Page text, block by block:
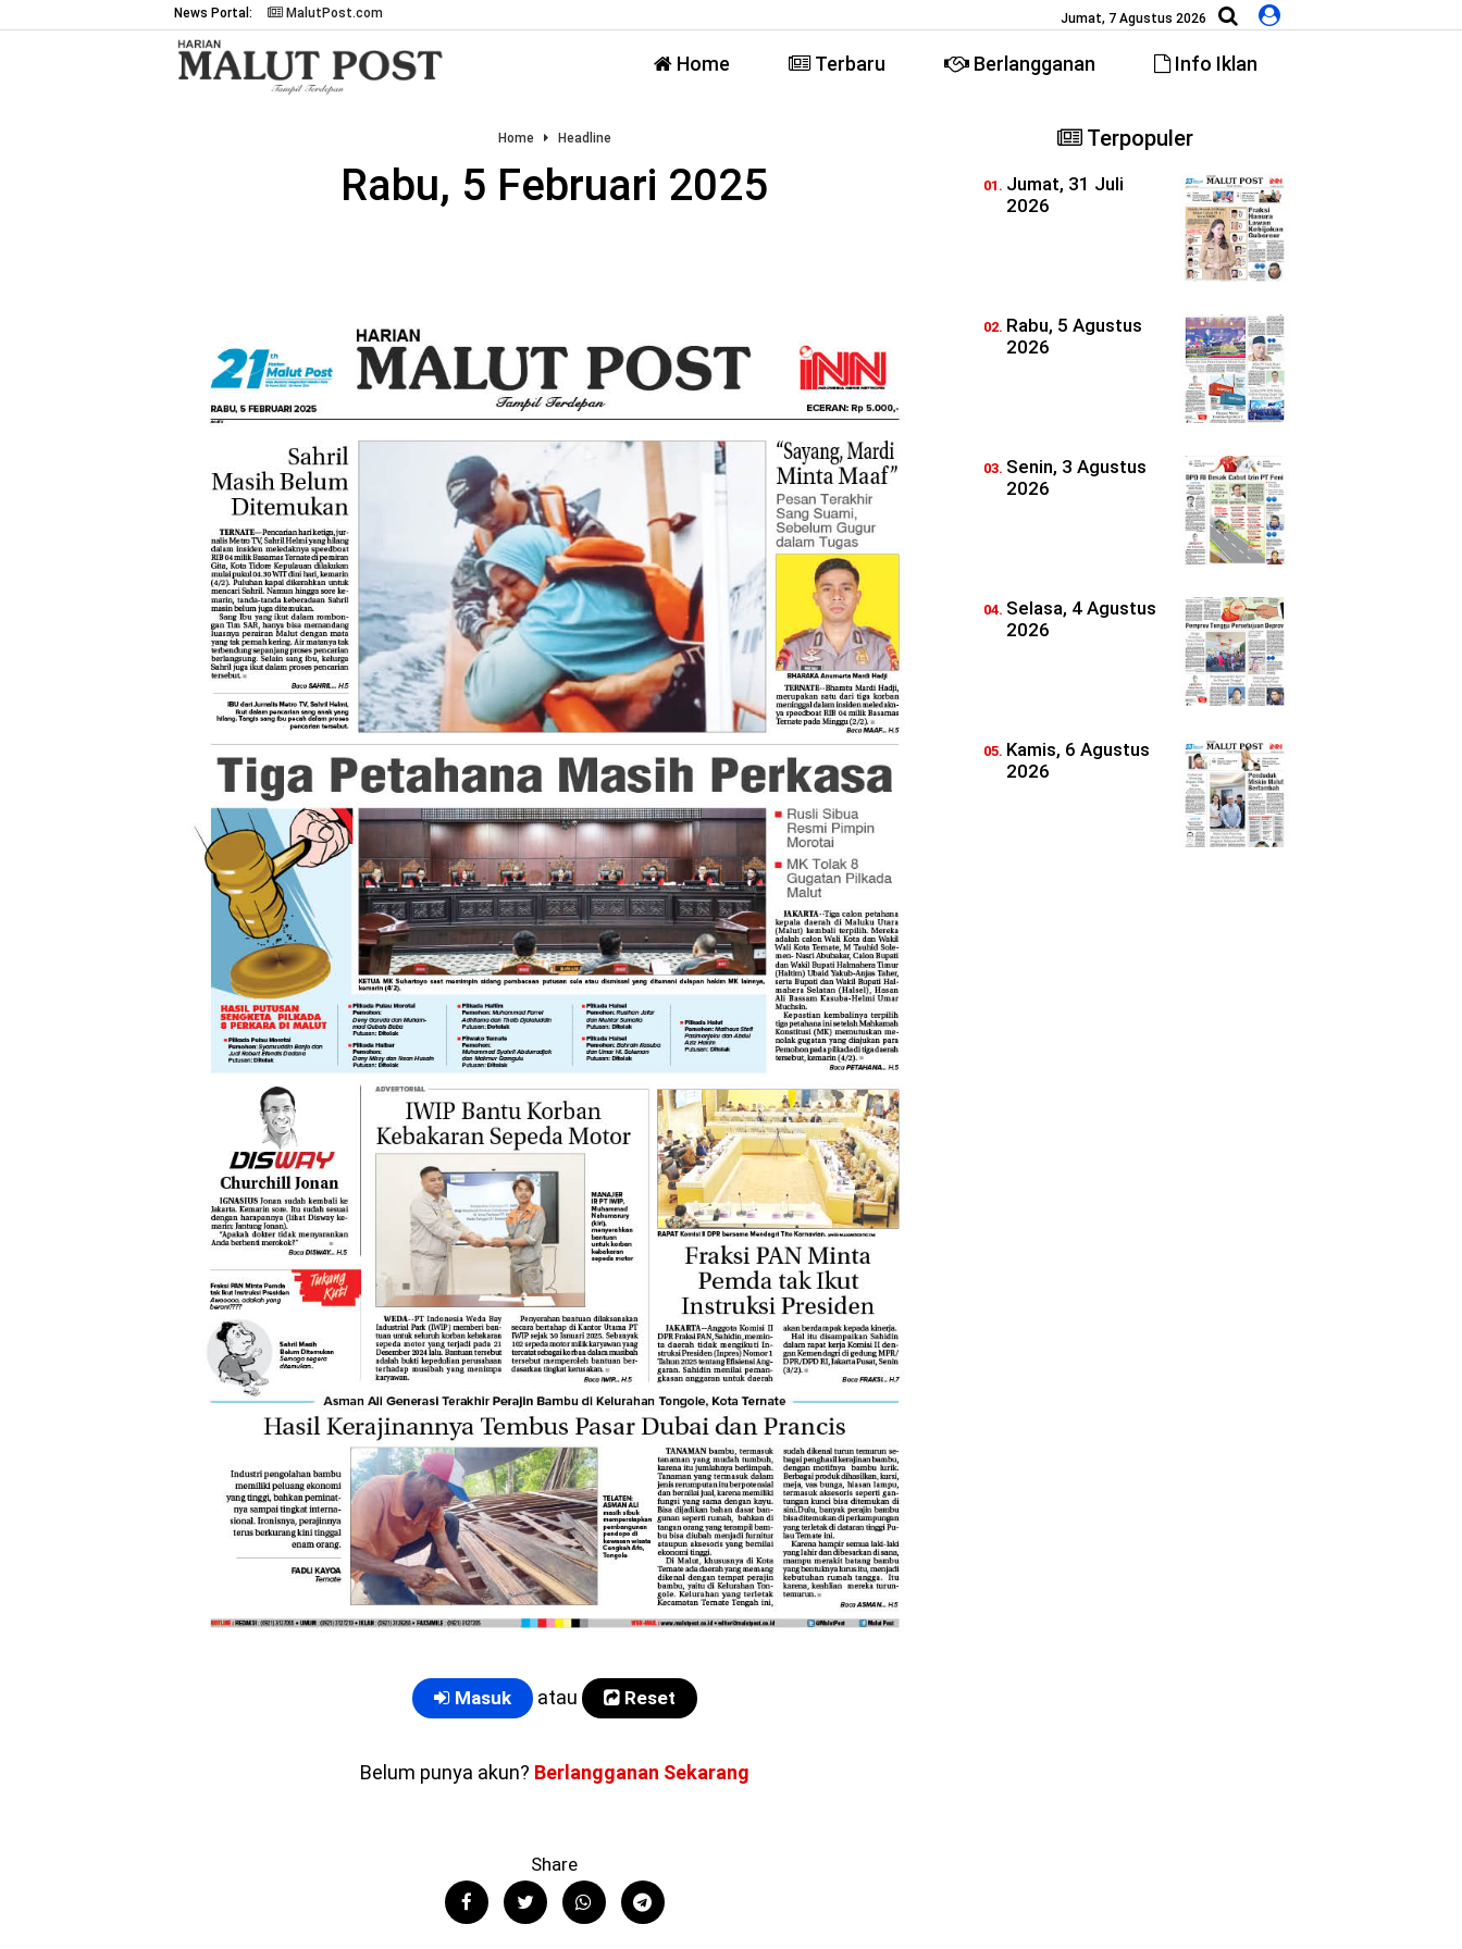
Jumat, 7 Agustus 2026
News Portal: MalutPost.com
Home Terbaru Berlangganan Info Iklan
Home Headline
Rabu, 5 Februari 2025
Masuk atau Reset
Belum punya akun? Berlangganan Sekarang
Share
Terpopuler
Jumat, 31 Juli
2026
Rabu, 5 Agustus
2026
Senin, 3 Agustus
2026
Selasa, 4 Agustus
2026
Kamis, 6 Agustus
2026